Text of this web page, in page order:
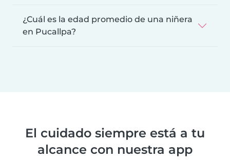
¿Cuál es la edad promedio de una niñera
en Pucallpa?
El cuidado siempre está a tu
alcance con nuestra app